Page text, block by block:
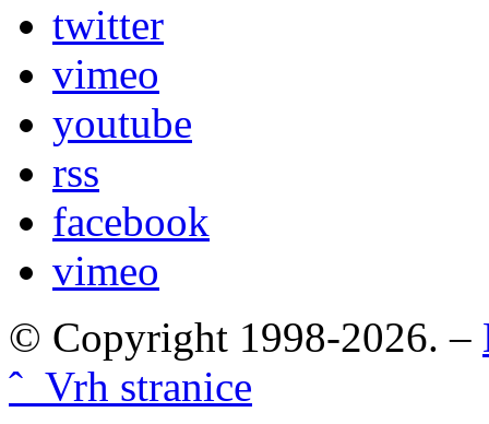
twitter
vimeo
youtube
rss
facebook
vimeo
© Copyright 1998-2026. –
ˆ Vrh stranice